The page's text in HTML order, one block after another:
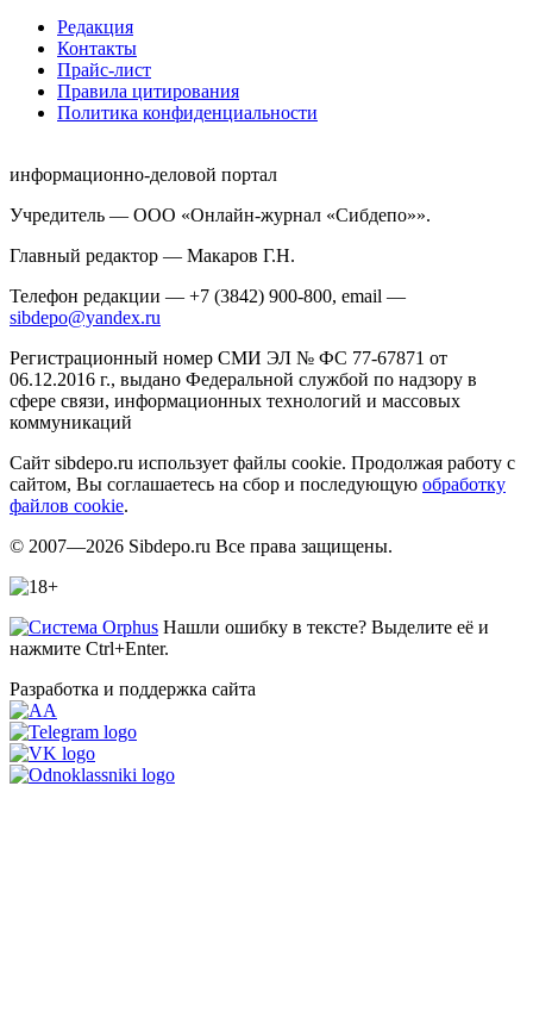
Редакция
Контакты
Прайс-лист
Правила цитирования
Политика конфиденциальности
информационно-деловой портал
Учредитель — ООО «Онлайн-журнал «Сибдепо»».
Главный редактор — Макаров Г.Н.
Телефон редакции — +7 (3842) 900-800, email —
sibdepo@yandex.ru
Регистрационный номер СМИ ЭЛ № ФС 77-67871 от
06.12.2016 г., выдано Федеральной службой по надзору в
сфере связи, информационных технологий и массовых
коммуникаций
Сайт sibdepo.ru использует файлы cookie. Продолжая работу с
сайтом, Вы соглашаетесь на сбор и последующую обработку
файлов cookie.
© 2007—2026 Sibdepo.ru Все права защищены.
Нашли ошибку в тексте? Выделите её и
нажмите Ctrl+Enter.
Разработка и поддержка сайта